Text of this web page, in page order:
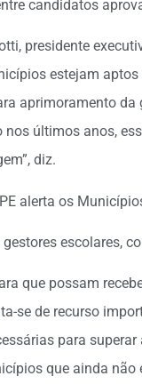
candidatos
presidente
estejam aptos
aprimoramento
últimos anos,
diz.
alerta os
escolares,
que possam
se de recurso
para
que ainda